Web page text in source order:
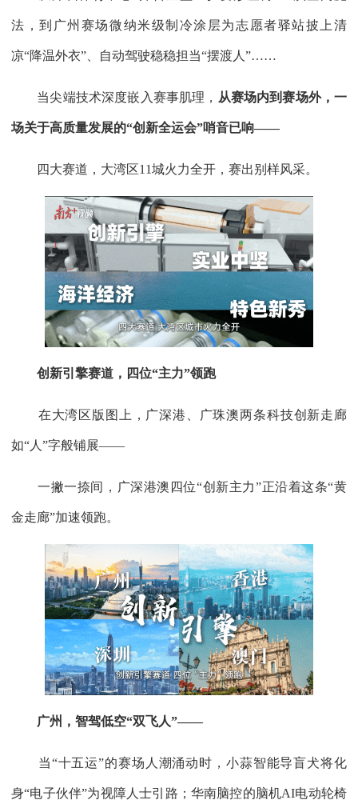
法，到广州赛场微纳米级制冷涂层为志愿者驿站披上清
凉“降温外衣”、自动驾驶稳稳担当“摆渡人”……
当尖端技术深度嵌入赛事肌理， 从赛场内到赛场外，一
场关于高质量发展的“创新全运会”哨音已响——
四大赛道，大湾区11城火力全开，赛出别样风采。
创新引擎赛道，四位“主力”领跑
在大湾区版图上，广深港、广珠澳两条科技创新走廊
如“人”字般铺展——
一撇一捺间，广深港澳四位“创新主力”正沿着这条“黄
金走廊”加速领跑。
广州，智驾低空“双飞人”——
当“十五运”的赛场人潮涌动时，小蒜智能导盲犬将化
身“电子伙伴”为视障人士引路；华南脑控的脑机AI电动轮椅